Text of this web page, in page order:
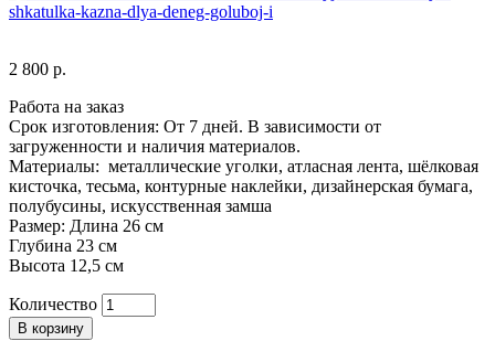
2 800 р.
Работа на заказ
Срок изготовления: От 7 дней. В зависимости от
загруженности и наличия материалов.
Материалы: металлические уголки, атласная лента, шёлковая
кисточка, тесьма, контурные наклейки, дизайнерская бумага,
полубусины, искусственная замша
Размер: Длина 26 см
Глубина 23 см
Высота 12,5 см
Количество
Количество
В корзину